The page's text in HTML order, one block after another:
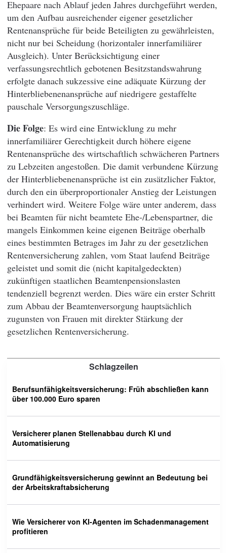
Ehepaare nach Ablauf jeden Jahres durchgeführt werden,
um den Aufbau ausreichender eigener gesetzlicher
Rentenansprüche für beide Beteiligten zu gewährleisten,
nicht nur bei Scheidung (horizontaler innerfamiliärer
Ausgleich). Unter Berücksichtigung einer
verfassungsrechtlich gebotenen Besitzstandswahrung
erfolgte danach sukzessive eine adäquate Kürzung der
Hinterbliebenenansprüche auf niedrigere gestaffelte
pauschale Versorgungszuschläge.
Die Folge: Es wird eine Entwicklung zu mehr
innerfamiliärer Gerechtigkeit durch höhere eigene
Rentenansprüche des wirtschaftlich schwächeren Partners
zu Lebzeiten angestoßen. Die damit verbundene Kürzung
der Hinterbliebenenansprüche ist ein zusätzlicher Faktor,
durch den ein überproportionaler Anstieg der Leistungen
verhindert wird. Weitere Folge wäre unter anderem, dass
bei Beamten für nicht beamtete Ehe-/Lebenspartner, die
mangels Einkommen keine eigenen Beiträge oberhalb
eines bestimmten Betrages im Jahr zu der gesetzlichen
Rentenversicherung zahlen, vom Staat laufend Beiträge
geleistet und somit die (nicht kapitalgedeckten)
zukünftigen staatlichen Beamtenpensionslasten
tendenziell begrenzt werden. Dies wäre ein erster Schritt
zum Abbau der Beamtenversorgung hauptsächlich
zugunsten von Frauen mit direkter Stärkung der
gesetzlichen Rentenversicherung.
Schlagzeilen
Berufsunfähigkeitsversicherung: Früh abschließen kann
über 100.000 Euro sparen
Versicherer planen Stellenabbau durch KI und
Automatisierung
Grundfähigkeitsversicherung gewinnt an Bedeutung bei
der Arbeitskraftabsicherung
Wie Versicherer von KI-Agenten im Schadenmanagement
profitieren